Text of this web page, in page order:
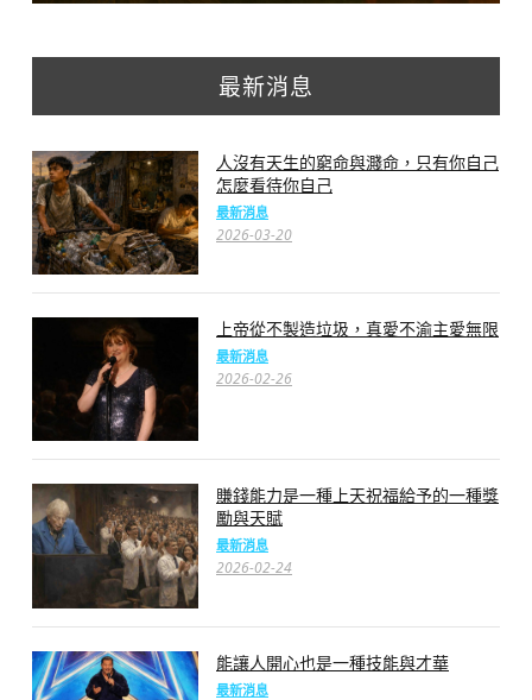
最新消息
人沒有天生的窮命與濺命，只有你自己
怎麼看待你自己
最新消息
2026-03-20
上帝從不製造垃圾，真愛不渝主愛無限
最新消息
2026-02-26
賺錢能力是一種上天祝福給予的一種獎
勵與天賦
最新消息
2026-02-24
能讓人開心也是一種技能與才華
最新消息